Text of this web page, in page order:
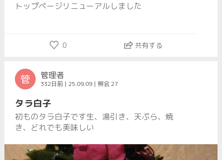
トップページリニューアルしました
0 共有する
管 管理者
332日前 | 25.09.09 | 照会 27
タラ白子
初ものタラ白子です生、湯引き、天ぷら、焼
き、どれでも美味しい